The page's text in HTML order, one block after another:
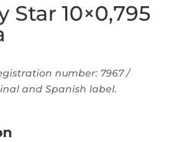
Star 10×0,795
number: 7967 /
and Spanish label.